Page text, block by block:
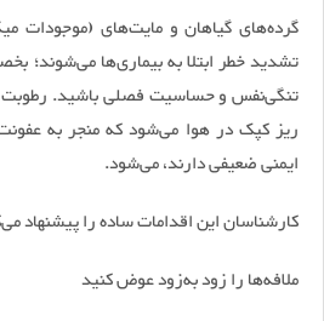
گرده‌های گیاهان و مایت‌های (موجودات
تشدید خطر ابتلا به بیماری‌ها می‌شوند؛
تنگی‌نفس و حساسیت فصلی باشید. رطوبت
ریز کپک در هوا می‌شود که منجر به
ایمنی ضعیفی دارند، می‌شود.
کارشناسان این اقدامات ساده را پیشنهاد
ملافه‌ها را زود به‌زود عوض کنید